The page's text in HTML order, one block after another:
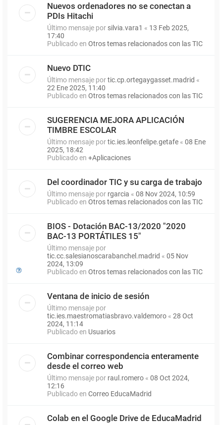
Nuevos ordenadores no se conectan a
PDIs Hitachi
Último mensaje por silvia.vara1 « 13 Feb 2025,
17:40
Publicado en Otros temas relacionados con las TIC
Nuevo DTIC
Último mensaje portic.cp.ortegaygasset.madrid «
22 Ene 2025, 11:40
Publicado en Otros temas relacionados con las TIC
SUGERENCIA MEJORA APLICACIÓN
TIMBRE ESCOLAR
Último mensaje portic.ies.leonfelipe.getafe « 08 Ene
2025, 18:42
Publicado en +Aplicaciones
Del coordinador TIC y su carga de trabajo
Último mensaje por rgarcia « 08 Nov 2024, 10:59
Publicado en Otros temas relacionados con las TIC
BIOS - Dotación BAC-13/2020 "2020
BAC-13 PORTÁTILES 15"
Último mensaje por
tic.cc.salesianoscarabanchel.madrid « 05 Nov
2024, 13:09
Publicado en Otros temas relacionados con las TIC
Ventana de inicio de sesión
Último mensaje por
tic.ies.maestromatiasbravo.valdemoro « 28 Oct
2024, 11:14
Publicado en Usuarios
Combinar correspondencia enteramente
desde el correo web
Último mensaje por raul.romero « 08 Oct 2024,
12:16
Publicado en Correo EducaMadrid
Colab en el Google Drive de EducaMadrid